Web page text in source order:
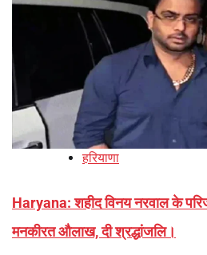
हरियाणा
Haryana: शहीद विनय नरवाल के
मनकीरत औलाख, दी श्रद्धांजलि।